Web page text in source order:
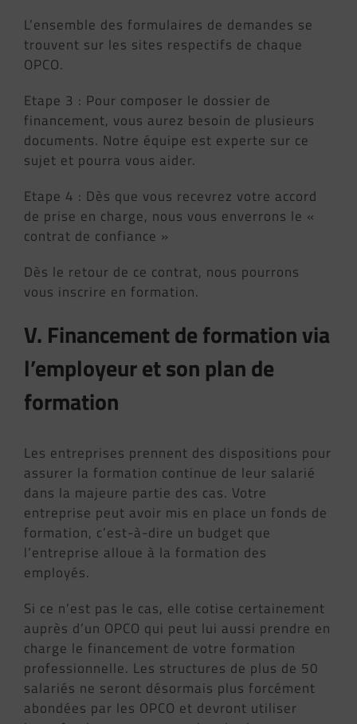
L’ensemble des formulaires de demandes se
trouvent sur les sites respectifs de chaque
OPCO.
Etape 3 : Pour composer le dossier de
financement, vous aurez besoin de plusieurs
documents. Notre équipe est experte sur ce
sujet et pourra vous aider.
Etape 4 : Dès que vous recevrez votre accord
de prise en charge, nous vous enverrons le «
contrat de confiance »
Dès le retour de ce contrat, nous pourrons
vous inscrire en formation.
V. Financement de formation via
l’employeur et son plan de
formation
Les entreprises prennent des dispositions pour
assurer la formation continue de leur salarié
dans la majeure partie des cas. Votre
entreprise peut avoir mis en place un fonds de
formation, c’est-à-dire un budget que
l’entreprise alloue à la formation des
employés.
Si ce n’est pas le cas, elle cotise certainement
auprès d’un OPCO qui peut lui aussi prendre en
charge le financement de votre formation
professionnelle. Les structures de plus de 50
salariés ne seront désormais plus forcément
abondées par les OPCO et devront utiliser